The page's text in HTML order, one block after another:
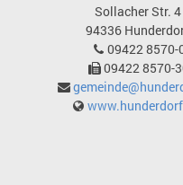
Sollacher Str. 4
94336
09422 8570-
09422 8570-